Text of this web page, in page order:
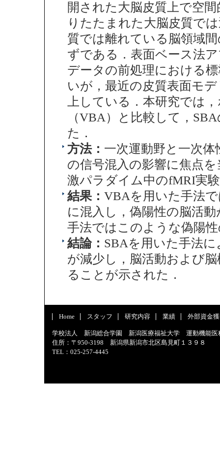
開された大脳皮質上で空
りたたまれた大脳皮質で
質では離れている脳領域
ずである．表面ベース法
データの前処理における
いが，最近の皮質表面モ
上している．本研究では
（VBA）と比較して，
た．
方法： 一次運動野と一次
の信号混入の影響に焦点
激パラダイム中のfMRI実
結果： VBAを用いた手法
に混入し，偽陽性の脳活
手法ではこのような偽陽
結論： SBAを用いた手法
が減少し，脳活動および
ることが示された．
Home スタッフ 研究内容 業績 外部資金
学校法人 新潟総合学園 新潟医療福祉大学 運動機能医
住所：〒950-3198 新潟県新潟市北区島見町１３９８
TEL：025-257-4445